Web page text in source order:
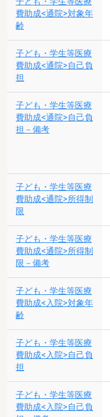
費助成<通院>対象年
齢
子ども・学生等医療
費助成<通院>自己負
担
子ども・学生等医療
費助成<通院>自己負
担－備考
子ども・学生等医療
費助成<通院>所得制
限
子ども・学生等医療
費助成<通院>所得制
限－備考
子ども・学生等医療
費助成<入院>対象年
齢
子ども・学生等医療
費助成<入院>自己負
担
子ども・学生等医療
費助成<入院>自己負